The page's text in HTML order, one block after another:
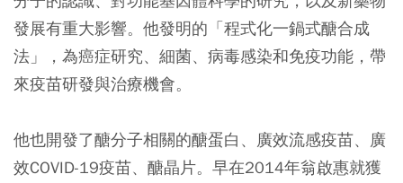
發展有重大影響。他發明的「程式化一鍋式醣合成
法」，為癌症研究、細菌、病毒感染和免疫功能，帶
來疫苗研發與治療機會。
他也開發了醣分子相關的醣蛋白、廣效流感疫苗、廣
效COVID-19疫苗、醣晶片。早在2014年翁啟惠就獲